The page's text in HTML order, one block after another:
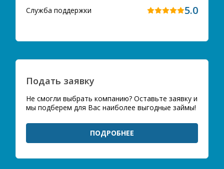
Служба поддержки 5.0
Подать заявку
Не смогли выбрать компанию? Оставьте заявку и
мы подберем для Вас наиболее выгодные займы!
ПОДРОБНЕЕ